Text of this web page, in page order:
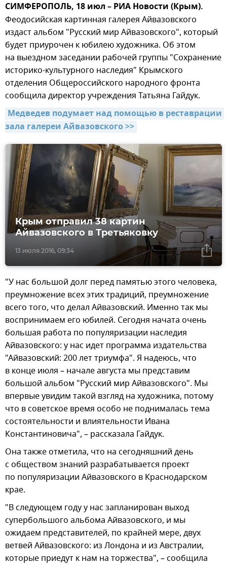
СИМФЕРОПОЛЬ, 18 июл – РИА Новости (Крым).
Феодосийская картинная галерея Айвазовского
издаст альбом "Русский мир Айвазовского", который
будет приурочен к юбилею художника. Об этом
на выездном заседании рабочей группы "Сохранение
историко-культурного наследия" Крымского
отделения Общероссийского народного фронта
сообщила директор учреждения Татьяна Гайдук.
Медведев подумает над помощью в реставрации
зала галереи Айвазовского >>
13 июля 2016, 09:34
Крым отправил 38 картин
Айвазовского в Третьяковку
"У нас большой долг перед памятью этого человека,
преумножение всех этих традиций, преумножение
всего того, что делал Айвазовский. Именно так мы
воспринимаем его юбилей. Сегодня начата очень
большая работа по популяризации наследия
Айвазовского: у нас идет программа издательства
"Айвазовский: 200 лет триумфа". Я надеюсь, что
в конце июля – начале августа мы представим
большой альбом "Русский мир Айвазовского". Мы
впервые увидим такой взгляд на художника, потому
что в советское время особо не поднималась тема
состоятельности и влиятельности Ивана
Константиновича", – рассказала Гайдук.
Она также отметила, что на сегодняшний день
с обществом знаний разрабатывается проект
по популяризации Айвазовского в Краснодарском
крае.
"В следующем году у нас запланирован выход
супербольшого альбома Айвазовского, и мы
ожидаем представителей, по крайней мере, двух
ветвей Айвазовского: из Лондона и из Австралии,
которые приедут к нам на торжества", – сообщила